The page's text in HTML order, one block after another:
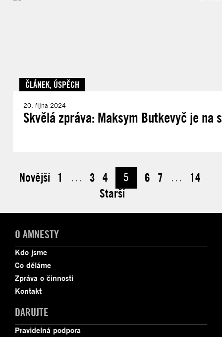
ČLÁNEK, ÚSPĚCH
20. října 2024
Skvělá zpráva: Maksym Butkevyč je na
Novější 1 … 3 4 5 6 7 …
14
Starší
O AMNESTY
Kdo jsme
Co děláme
Zpráva o činnosti
Kontakt
DARUJTE
Pravidelná podpora